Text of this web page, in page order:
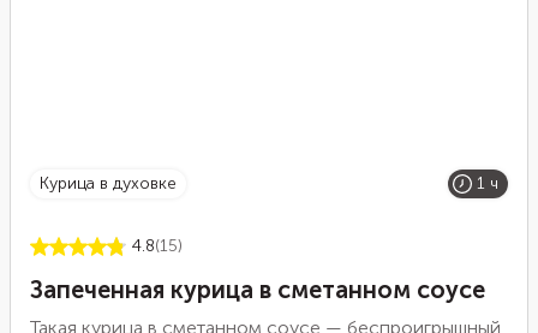
курица в духовке 1 ч
4.8(15)
Запеченная курица в сметанном соусе
Такая курица в сметанном соусе — беспроигрышный